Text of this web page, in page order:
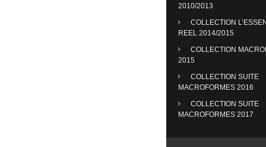
2010/2013
COLLECTION
REEL 2014/2015
COLLECTION
2015
COLLECTION SUITE
MACROFORMES 2016
COLLECTION SUITE
MACROFORMES 2017